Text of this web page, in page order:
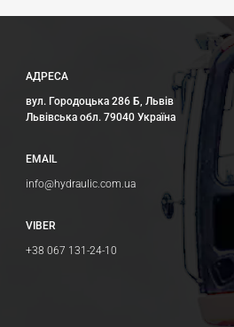
АДРЕСА
вул. Городоцька 286 Б, Львів
Львівська обл. 79040 Україна
EMAIL
info@hydraulic.com.ua
VIBER
+38 067 131-24-10